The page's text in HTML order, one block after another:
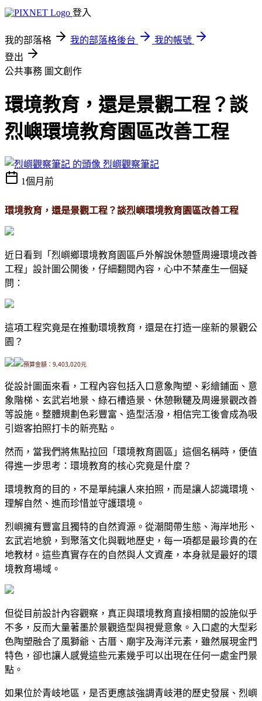
登入
我的部落格 我的部落格後台
我的帳號
登出
公共事務 圖文創作
環境教育，還是景觀工程？談
烈嶼環境教育園區改善工程
烈嶼觀察筆記
1個月前
環境教育，還是景觀工程？談烈嶼環境教育園區改善工程
近日看到「烈嶼鄉環境教育園區戶外解說休憩暨周邊環境改善
工程」設計圖公開後，仔細翻閱內容，心中不禁產生一個疑
問：
這項工程究竟是在推動環境教育，還是在打造一座新的景觀公
園？
預算金額： 9,403,020元
從設計圖面來看，工程內容包括入口意象陶塑、彩繪鋪面、意
象階梯、玄武岩地景、綠石槽造景、休憩鞦韆及周邊景觀改善
等設施。整體規劃色彩豐富、造型活潑，相信完工後會成為吸
引遊客拍照打卡的新亮點。
然而，當我們將焦點拉回「環境教育園區」這個名稱時，便值
得進一步思考：環境教育的核心究竟是什麼？
環境教育的目的，不是單純讓人來拍照，而是讓人認識環境、
理解自然、進而珍惜並守護環境。
烈嶼擁有豐富且獨特的自然資源。從潮間帶生態、海岸地形、
玄武岩地貌，到聚落文化與戰地歷史，每一項都是最珍貴的在
地教材。這些真實存在的自然與人文資產，本身就是最好的環
境教育場域。
但從目前設計內容觀察，真正與環境教育直接相關的設施似乎
不多，反而大量著墨於景觀造型與視覺意象。入口處的大型彩
色陶塑融合了風獅爺、古厝、廟宇及海洋元素，雖然展現金門
特色，卻也讓人感覺這些元素幾乎可以出現在任何一處金門景
點。
如果位於青岐地區，是否更應該強調青岐港的歷史發展、烈嶼